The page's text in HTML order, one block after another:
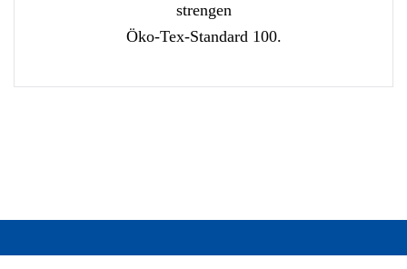
strengen
Öko-Tex-Standard 100.